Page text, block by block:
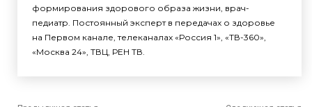
формирования здорового образа жизни, врач-
педиатр. Постоянный эксперт в передачах о здоровье
на Первом канале, телеканалах «Россия 1», «ТВ-360»,
«Москва 24», ТВЦ, РЕН ТВ.